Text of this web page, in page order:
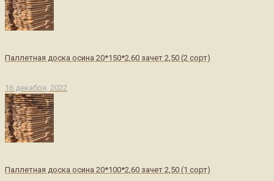
Паллетная доска осина 20*150*2,60 зачет 2,50 (2 сорт)
16 декабря, 2022
Паллетная доска осина 20*100*2,60 зачет 2,50 (1 сорт)